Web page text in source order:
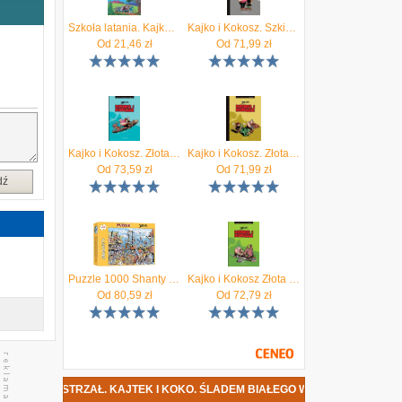
Szkoła latania. Kajko i Kokosz
Od 21,46 zł
Kajko i Kokosz. Szkice i rysunki
Od 71,99 zł
Kajko i Kokosz. Złota Kolekcja. Tom 4
Od 73,59 zł
Kajko i Kokosz. Złota Kolekcja. Tom 5
Od 71,99 zł
Puzzle 1000 Shanty Janusz Christa
Od 80,59 zł
Kajko i Kokosz Złota Kolekcja Tom 6
Od 72,79 zł
KAJTEK I KOKO. ŚLADEM BIAŁEGO WILKA. TOM 2 DATA PREMIERY